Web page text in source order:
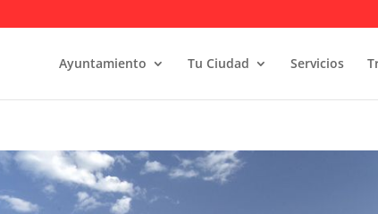
Ayuntamiento Tu Ciudad Servicios